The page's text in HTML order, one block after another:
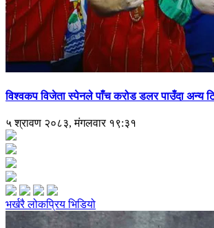
विश्वकप विजेता स्पेनले पाँच करोड डलर पाउँदा अन्य
५ श्रावण २०८३, मंगलवार १९:३१
भर्खरैलोकप्रियभिडियो